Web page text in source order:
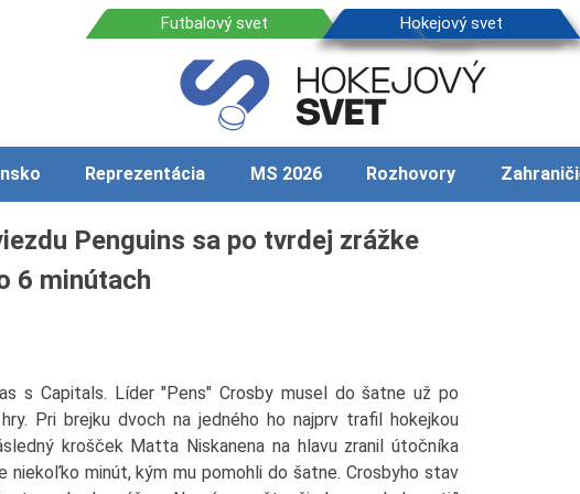
Reprezentácia MS 2026 Rozhovory
Penguins sa po tvrdej zrážke
6 minútach
s Capitals. Líder "Pens" Crosby musel do šatne už po
Pri brejku dvoch na jedného ho najprv trafil hokejkou
krošček Matta Niskanena na hlavu zranil útočníka
niekoľko minút, kým mu pomohli do šatne. Crosbyho stav